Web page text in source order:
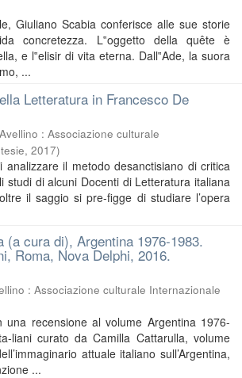
Giuliano Scabia conferisce alle sue storie
concretezza. L‟oggetto della quête è
e l‟elisir di vita eterna. Dall‟Ade, la suora
...
Letteratura in Francesco De
Avellino : Associazione culturale
, 2017)
analizzare il metodo desanctisiano di critica
studi di alcuni Docenti di Letteratura italiana
il saggio si pre-figge di studiare l’opera
(a cura di), Argentina 1976-1983.
Roma, Nova Delphi, 2016.
: Associazione culturale Internazionale
una recensione al volume Argentina 1976-
liani curato da Camilla Cattarulla, volume
attuale italiano sull’Argentina,
...